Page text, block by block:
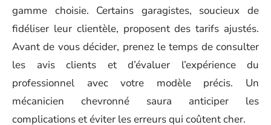
gamme choisie. Certains garagistes, soucieux de
fidéliser leur clientèle, proposent des tarifs ajustés.
Avant de vous décider, prenez le temps de consulter
les avis clients et d’évaluer l’expérience du
professionnel avec votre modèle précis. Un
mécanicien chevronné saura anticiper les
complications et éviter les erreurs qui coûtent cher.